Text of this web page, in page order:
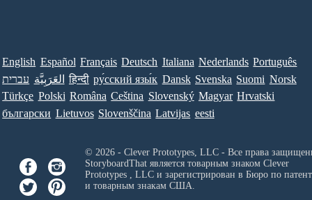
English Español Français Deutsch Italiana Nederlands Português
עברית العَرَبِيَّة हिन्दी ру́сский язы́к Dansk Svenska Suomi Norsk
Türkçe Polski Româna Ceština Slovenský Magyar Hrvatski
български Lietuvos Slovenščina Latvijas eesti
© 2026 - Clever Prototypes, LLC - Все права
StoryboardThat является товарным знаком Clever
Prototypes , LLCи зарегистрирован в Бюро по
и товарным знакам США.